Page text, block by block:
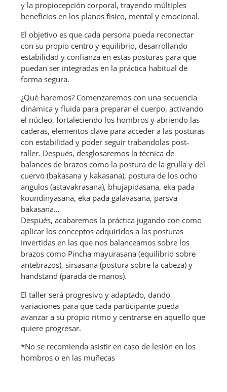
y la propiocepción corporal, trayendo múltiples
beneficios en los planos físico, mental y emocional.
El objetivo es que cada persona pueda reconectar
con su propio centro y equilibrio, desarrollando
estabilidad y confianza en estas posturas para que
puedan ser integradas en la práctica habitual de
forma segura.
¿Qué haremos? Comenzaremos con una secuencia
dinámica y fluida para preparar el cuerpo, activando
el núcleo, fortaleciendo los hombros y abriendo las
caderas, elementos clave para acceder a las posturas
con estabilidad y poder seguir trabandolas post-
taller. Después, desglosaremos la técnica de
balances de brazos como la postura de la grulla y del
cuervo (bakasana y kakasana), postura de los ocho
angulos (astavakrasana), bhujapidasana, eka pada
koundinyasana, eka pada galavasana, parsva
bakasana…
Después, acabaremos la práctica jugando con como
aplicar los conceptos adquiridos a las posturas
invertidas en las que nos balanceamos sobre los
brazos como Pincha mayurasana (equilibrio sobre
antebrazos), sirsasana (postura sobre la cabeza) y
handstand (parada de manos).
El taller será progresivo y adaptado, dando
variaciones para que cada participante pueda
avanzar a su propio ritmo y centrarse en aquello que
quiere progresar.
*No se recomienda asistir en caso de lesión en los
hombros o en las muñecas